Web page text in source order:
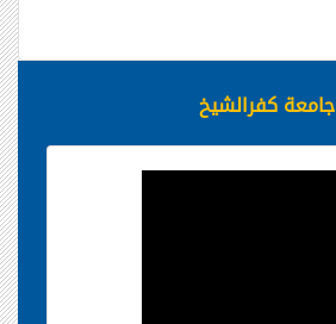
جامعة كفرالشيخ